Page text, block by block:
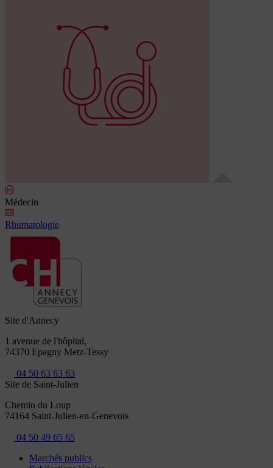
Médecin
Rhumatologie
Site d'Annecy
1 avenue de l'hôpital,
74370 Epagny Metz-Tessy
04 50 63 63 63
Site de Saint-Julien
Chemin du Loup
74164 Saint-Julien-en-Genevois
04 50 49 65 65
Marchés publics